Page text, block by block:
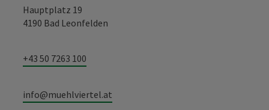
Hauptplatz 19
4190 Bad Leonfelden
+43 50 7263 100
info@muehlviertel.at